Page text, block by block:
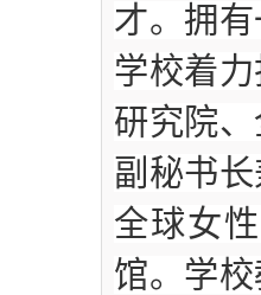
才。拥
学校着
研究院
副秘书
全球女
馆。学